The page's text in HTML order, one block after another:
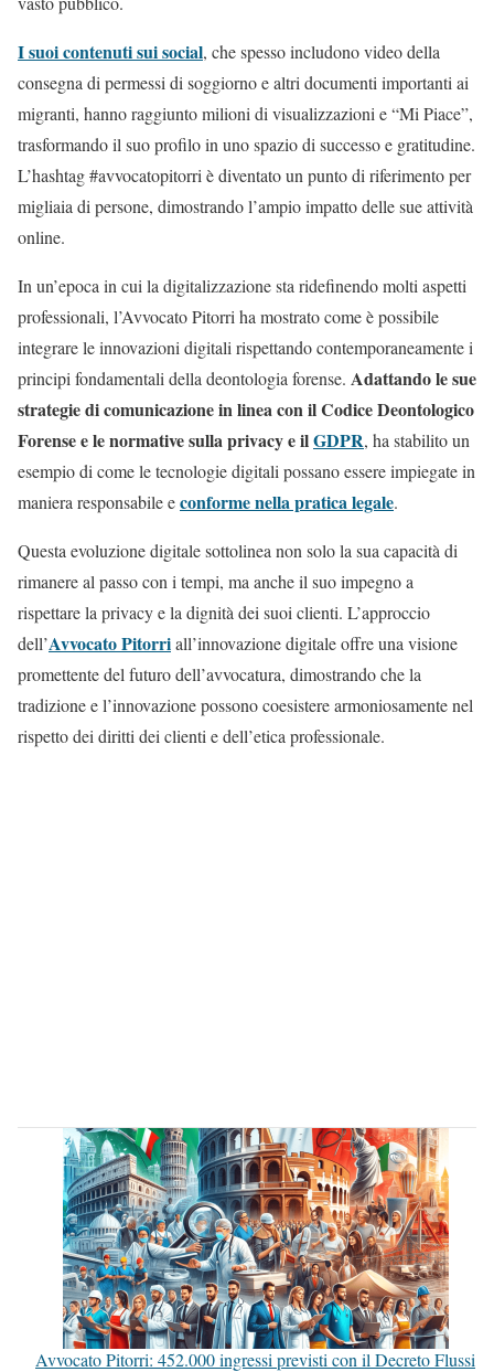
I suoi contenuti sui social, che spesso includono video della
consegna di permessi di soggiorno e altri documenti importanti ai
migranti, hanno raggiunto milioni di visualizzazioni e “Mi Piace”,
trasformando il suo profilo in uno spazio di successo e gratitudine.
L’hashtag #avvocatopitorri è diventato un punto di riferimento per
migliaia di persone, dimostrando l’ampio impatto delle sue attività
online.
In un’epoca in cui la digitalizzazione sta ridefinendo molti aspetti
professionali, l’Avvocato Pitorri ha mostrato come è possibile
integrare le innovazioni digitali rispettando contemporaneamente i
principi fondamentali della deontologia forense. Adattando le sue
strategie di comunicazione in linea con il Codice Deontologico
Forense e le normative sulla privacy e ilGDPR, ha stabilito un
esempio di come le tecnologie digitali possano essere impiegate in
maniera responsabile econforme nella pratica legale.
Questa evoluzione digitale sottolinea non solo la sua capacità di
rimanere al passo con i tempi, ma anche il suo impegno a
rispettare la privacy e la dignità dei suoi clienti. L’approccio
dell’Avvocato Pitorriall’innovazione digitale offre una visione
promettente del futuro dell’avvocatura, dimostrando che la
tradizione e l’innovazione possono coesistere armoniosamente nel
rispetto dei diritti dei clienti e dell’etica professionale.
Avvocato Pitorri: 452.000 ingressi previsti con il Decreto Flussi